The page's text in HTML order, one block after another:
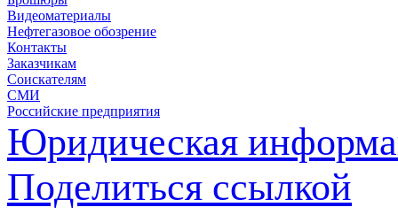
Видеоматериалы
Нефтегазовое обозрение
Контакты
Заказчикам
Соискателям
СМИ
Российские предприятия
Юридическая
Поделиться ссылкой